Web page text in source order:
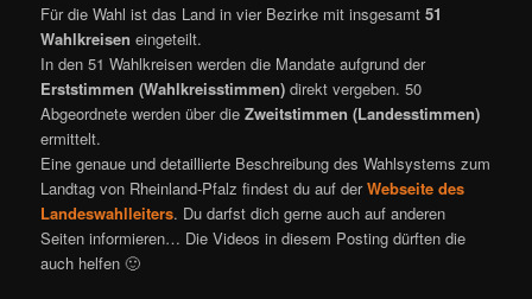
Für die Wahl ist das Land in vier Bezirke mit insgesamt51
Wahlkreisen eingeteilt.
In den 51 Wahlkreisen werden die Mandate aufgrund der
Erststimmen (Wahlkreisstimmen) direkt vergeben. 50
Abgeordnete werden über dieZweitstimmen (Landesstimmen)
ermittelt.
Eine genaue und detaillierte Beschreibung des Wahlsystems zum
Landtag von Rheinland-Pfalz findest du auf derWebseite des
Landeswahlleiters. Du darfst dich gerne auch auf anderen
Seiten informieren… Die Videos in diesem Posting dürften die
auch helfen 🙂